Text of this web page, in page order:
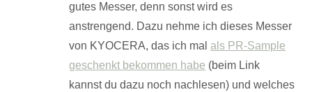
gutes Messer, denn sonst wird es
anstrengend. Dazu nehme ich dieses Messer
von KYOCERA, das ich mal als PR-Sample
geschenkt bekommen habe (beim Link
kannst du dazu noch nachlesen) und welches